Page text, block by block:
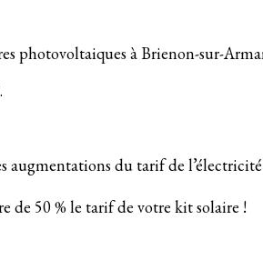
photovoltaiques à Brienon-sur-
du tarif de
de 50 % le tarif de votre kit solaire !